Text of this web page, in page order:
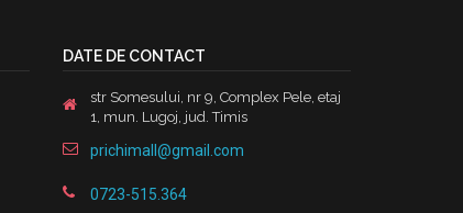
DATE DE CONTACT
str Somesului, nr 9, Complex Pele, etaj
1, mun. Lugoj, jud. Timis
prichimall@gmail.com
0723-515.364